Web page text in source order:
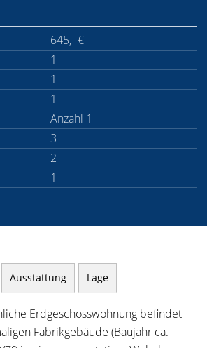
645,- €
1
1
1
Anzahl 1
3
2
1
Ausstattung Lage
Erdgeschosswohnung befindet
Fabrikgebäude (Baujahr ca.